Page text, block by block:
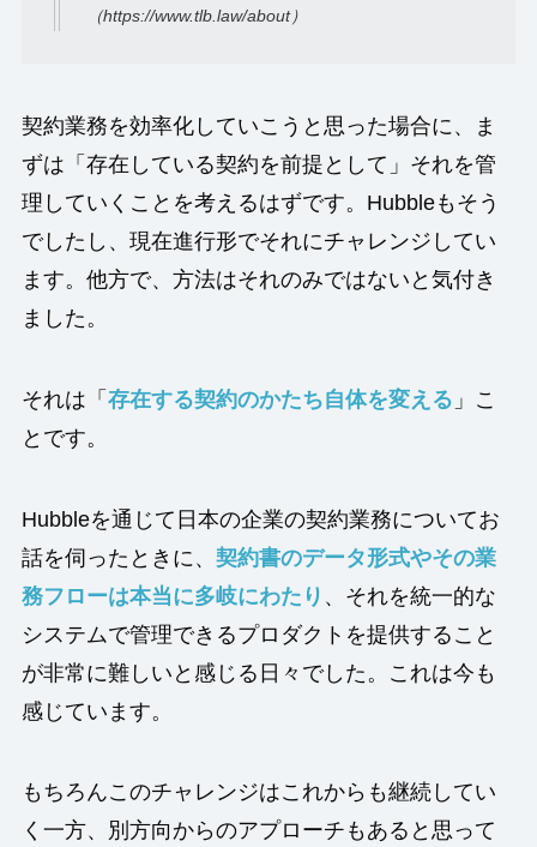
（https://www.tlb.law/about）
契約業務を効率化していこうと思った場合に、ま
ずは「存在している契約を前提として」それを管
理していくことを考えるはずです。Hubbleもそう
でしたし、現在進行形でそれにチャレンジしてい
ます。他方で、方法はそれのみではないと気付き
ました。
それは「 存在する契約のかたち自体を変える 」こ
とです。
Hubbleを通じて日本の企業の契約業務についてお
話を伺ったときに、 契約書のデータ形式やその業
務フローは本当に多岐にわたり 、それを統一的な
システムで管理できるプロダクトを提供すること
が非常に難しいと感じる日々でした。これは今も
感じています。
もちろんこのチャレンジはこれからも継続してい
く一方、別方向からのアプローチもあると思って